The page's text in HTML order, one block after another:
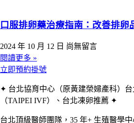
口服排卵藥治療指南：改善排卵
2024 年 10 月 12 日 尚無留言
閱讀更多 »
立即預約掛號
✦ 台北協育中心（原黃建榮婦產科）
（TAIPEI IVF）、台北凍卵推薦 ✦
台北頂級醫師團隊，35 年+ 生殖醫學